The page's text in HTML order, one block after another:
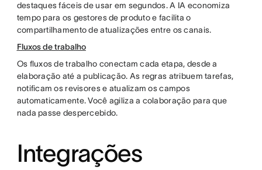
destaques fáceis de usar em segundos. A IA economiza
tempo para os gestores de produto e facilita o
compartilhamento de atualizações entre os canais.
Fluxos de trabalho
Os fluxos de trabalho conectam cada etapa, desde a
elaboração até a publicação. As regras atribuem tarefas,
notificam os revisores e atualizam os campos
automaticamente. Você agiliza a colaboração para que
nada passe despercebido.
Integrações